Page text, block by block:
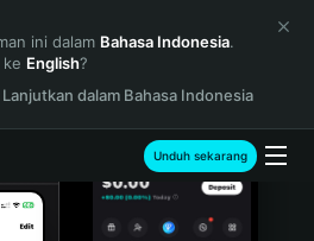
ini dalam Bahasa Indonesia.
English?
Lanjutkan dalam Bahasa Indonesia
Unduh sekarang